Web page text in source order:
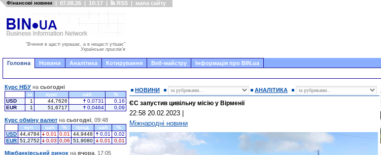
Фінансові новини | 07.08.26 | 10:17 | RSS | мапа сайту
"Вчення в щасті украшає, а в нещасті утішає"
Українське прислів'я
Головна Новини Аналітика Котирування Веб-майстру Інформація про BIN.ua
НОВИНИ АНАЛІТИКА
ЄС запустив цивільну місію у Вірменії
22:58 20.02.2023
Міжнародні новини
Курс НБУ на сьогодні
за курс uah
%
USD
1 44,7626 0,0731
0,16
EUR
1 51,6717 0,0464 0,09
Курс обміну валют на сьогодні , 09:48
куп. uah % прод. uah
%
USD 44,4784 0,01 0,01 44,9448 0,01
0,02
EUR 51,2752 0,03 0,06 51,9080 0,01 0,01
Міжбанківський ринок на вчора , 17:05